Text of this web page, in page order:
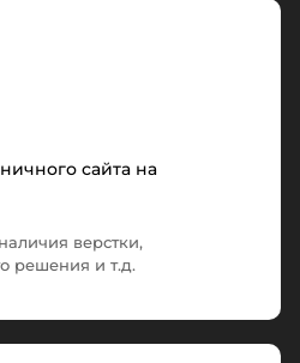
сайта на
верстки,
решения и т.д.